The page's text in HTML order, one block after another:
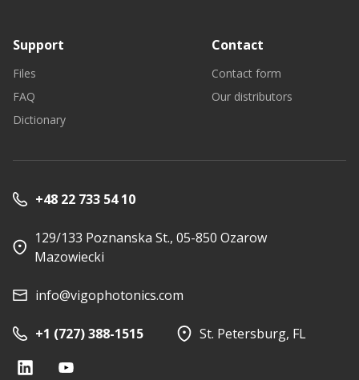
Support
Files
FAQ
Dictionary
Contact
Contact form
Our distributors
+48 22 733 54 10
129/133 Poznanska St., 05-850 Ozarow
Mazowiecki
info@vigophotonics.com
+1 (727) 388-1515 St. Petersburg, FL